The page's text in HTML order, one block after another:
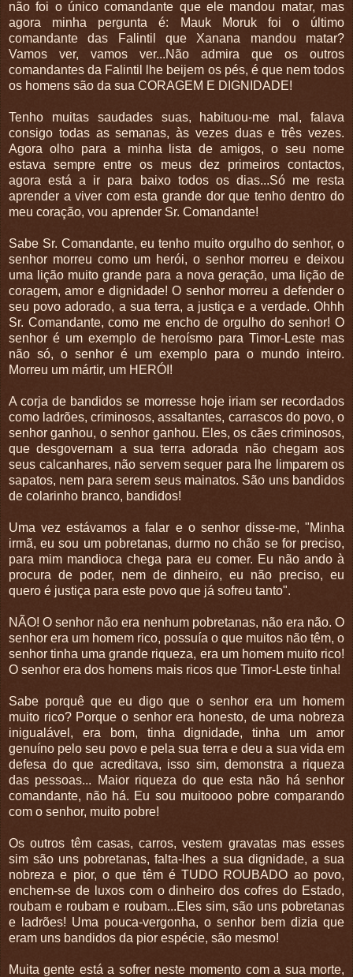
não foi o único comandante que ele mandou matar, mas
agora minha pergunta é: Mauk Moruk foi o último
comandante das Falintil que Xanana mandou matar?
Vamos ver, vamos ver...Não admira que os outros
comandantes da Falintil lhe beijem os pés, é que nem todos
os homens são da sua CORAGEM E DIGNIDADE!
Tenho muitas saudades suas, habituou-me mal, falava
consigo todas as semanas, às vezes duas e três vezes.
Agora olho para a minha lista de amigos, o seu nome
estava sempre entre os meus dez primeiros contactos,
agora está a ir para baixo todos os dias...Só me resta
aprender a viver com esta grande dor que tenho dentro do
meu coração, vou aprender Sr. Comandante!
Sabe Sr. Comandante, eu tenho muito orgulho do senhor, o
senhor morreu como um herói, o senhor morreu e deixou
uma lição muito grande para a nova geração, uma lição de
coragem, amor e dignidade! O senhor morreu a defender o
seu povo adorado, a sua terra, a justiça e a verdade. Ohhh
Sr. Comandante, como me encho de orgulho do senhor! O
senhor é um exemplo de heroísmo para Timor-Leste mas
não só, o senhor é um exemplo para o mundo inteiro.
Morreu um mártir, um HERÓI!
A corja de bandidos se morresse hoje iriam ser recordados
como ladrões, criminosos, assaltantes, carrascos do povo, o
senhor ganhou, o senhor ganhou. Eles, os cães criminosos,
que desgovernam a sua terra adorada não chegam aos
seus calcanhares, não servem sequer para lhe limparem os
sapatos, nem para serem seus mainatos. São uns bandidos
de colarinho branco, bandidos!
Uma vez estávamos a falar e o senhor disse-me, "Minha
irmã, eu sou um pobretanas, durmo no chão se for preciso,
para mim mandioca chega para eu comer. Eu não ando à
procura de poder, nem de dinheiro, eu não preciso, eu
quero é justiça para este povo que já sofreu tanto".
NÃO! O senhor não era nenhum pobretanas, não era não. O
senhor era um homem rico, possuía o que muitos não têm, o
senhor tinha uma grande riqueza, era um homem muito rico!
O senhor era dos homens mais ricos que Timor-Leste tinha!
Sabe porquê que eu digo que o senhor era um homem
muito rico? Porque o senhor era honesto, de uma nobreza
inigualável, era bom, tinha dignidade, tinha um amor
genuíno pelo seu povo e pela sua terra e deu a sua vida em
defesa do que acreditava, isso sim, demonstra a riqueza
das pessoas... Maior riqueza do que esta não há senhor
comandante, não há. Eu sou muitoooo pobre comparando
com o senhor, muito pobre!
Os outros têm casas, carros, vestem gravatas mas esses
sim são uns pobretanas, falta-lhes a sua dignidade, a sua
nobreza e pior, o que têm é TUDO ROUBADO ao povo,
enchem-se de luxos com o dinheiro dos cofres do Estado,
roubam e roubam e roubam...Eles sim, são uns pobretanas
e ladrões! Uma pouca-vergonha, o senhor bem dizia que
eram uns bandidos da pior espécie, são mesmo!
Muita gente está a sofrer neste momento com a sua morte,